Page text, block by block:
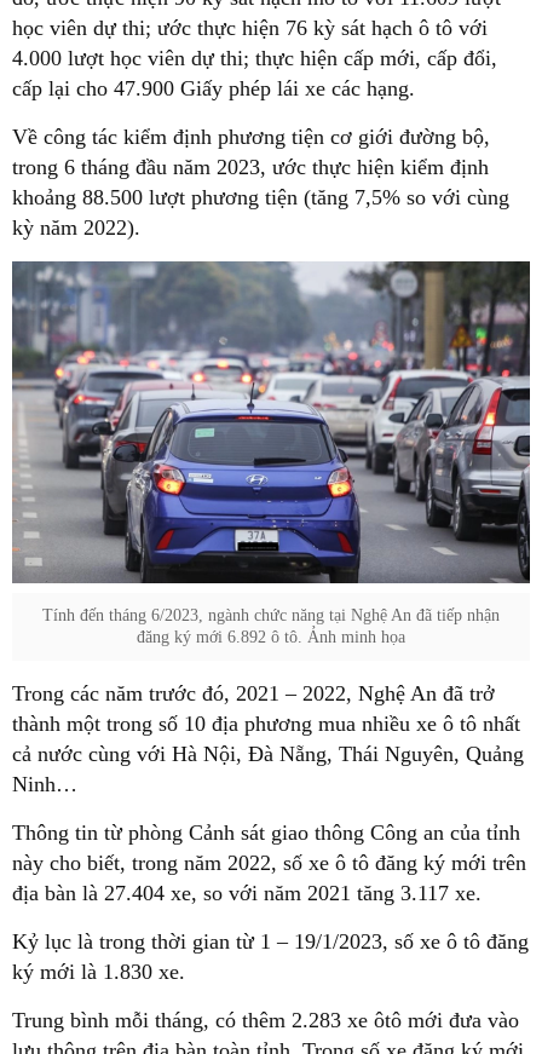
học viên dự thi; ước thực hiện 76 kỳ sát hạch ô tô với
4.000 lượt học viên dự thi; thực hiện cấp mới, cấp đổi,
cấp lại cho 47.900 Giấy phép lái xe các hạng.
Về công tác kiểm định phương tiện cơ giới đường bộ,
trong 6 tháng đầu năm 2023, ước thực hiện kiểm định
khoảng 88.500 lượt phương tiện (tăng 7,5% so với cùng
kỳ năm 2022).
Tính đến tháng 6/2023, ngành chức năng tại Nghệ An đã tiếp nhận
đăng ký mới 6.892 ô tô. Ảnh minh họa
Trong các năm trước đó, 2021 – 2022, Nghệ An đã trở
thành một trong số 10 địa phương mua nhiều xe ô tô nhất
cả nước cùng với Hà Nội, Đà Nẵng, Thái Nguyên, Quảng
Ninh…
Thông tin từ phòng Cảnh sát giao thông Công an của tỉnh
này cho biết, trong năm 2022, số xe ô tô đăng ký mới trên
địa bàn là 27.404 xe, so với năm 2021 tăng 3.117 xe.
Kỷ lục là trong thời gian từ 1 – 19/1/2023, số xe ô tô đăng
ký mới là 1.830 xe.
Trung bình mỗi tháng, có thêm 2.283 xe ôtô mới đưa vào